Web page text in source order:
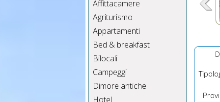
Affittacamere
Agriturismo
Appartamenti
Bed & breakfast
Bilocali
Campeggi
Dimore antiche
Hotel